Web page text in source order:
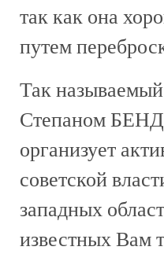
так как она
путем
Так
Степаном
организует
советской
западных
известных Вам